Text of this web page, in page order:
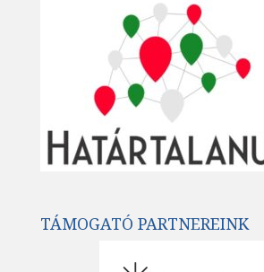
TÁMOGATÓ PARTNEREINK